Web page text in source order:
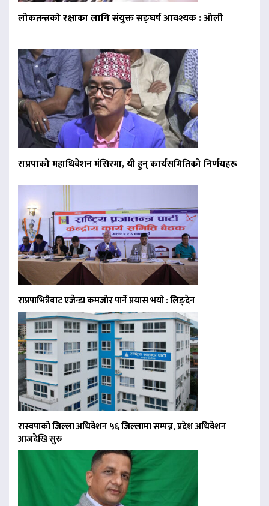
लोकतन्त्रको रक्षाका लागि संयुक्त सङ्घर्ष आवश्यक : ओली
राप्रपाको महाधिवेशन मंसिरमा, यी हुन् कार्यसमितिको निर्णयहरू
राप्रपाभित्रैबाट एजेन्डा कमजोर पार्ने प्रयास भयो : लिङ्देन
रास्वपाको जिल्ला अधिवेशन ५६ जिल्लामा सम्पन्न, प्रदेश अधिवेशन
आजदेखि सुरु